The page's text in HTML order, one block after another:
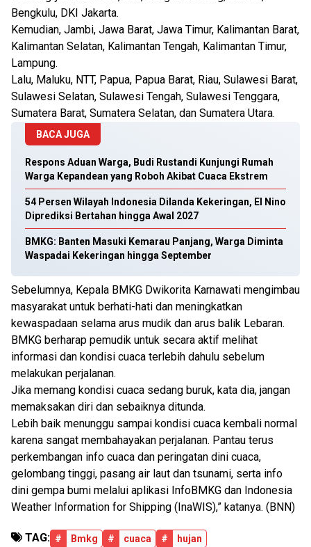
Bengkulu, DKI Jakarta.
Kemudian, Jambi, Jawa Barat, Jawa Timur, Kalimantan Barat,
Kalimantan Selatan, Kalimantan Tengah, Kalimantan Timur,
Lampung.
Lalu, Maluku, NTT, Papua, Papua Barat, Riau, Sulawesi Barat,
Sulawesi Selatan, Sulawesi Tengah, Sulawesi Tenggara,
Sumatera Barat, Sumatera Selatan, dan Sumatera Utara.
BACA JUGA
Respons Aduan Warga, Budi Rustandi Kunjungi Rumah
Warga Kepandean yang Roboh Akibat Cuaca Ekstrem
54 Persen Wilayah Indonesia Dilanda Kekeringan, El Nino
Diprediksi Bertahan hingga Awal 2027
BMKG: Banten Masuki Kemarau Panjang, Warga Diminta
Waspadai Kekeringan hingga September
Sebelumnya, Kepala BMKG Dwikorita Karnawati mengimbau
masyarakat untuk berhati-hati dan meningkatkan
kewaspadaan selama arus mudik dan arus balik Lebaran.
BMKG berharap pemudik untuk secara aktif melihat
informasi dan kondisi cuaca terlebih dahulu sebelum
melakukan perjalanan.
Jika memang kondisi cuaca sedang buruk, kata dia, jangan
memaksakan diri dan sebaiknya ditunda.
Lebih baik menunggu sampai kondisi cuaca kembali normal
karena sangat membahayakan perjalanan. Pantau terus
perkembangan info cuaca dan peringatan dini cuaca,
gelombang tinggi, pasang air laut dan tsunami, serta info
dini gempa bumi melalui aplikasi InfoBMKG dan Indonesia
Weather Information for Shipping (InaWIS),” katanya. (BNN)
TAG: # Bmkg # cuaca # hujan